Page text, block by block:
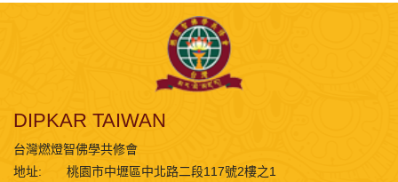
DIPKAR TAIWAN
台灣燃燈智佛學共修會
地址:
桃園市中壢區中北路二段117號2樓之1